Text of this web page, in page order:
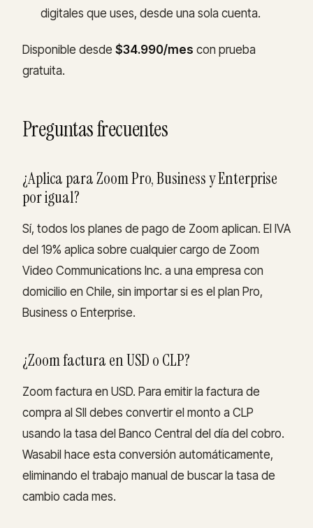
digitales que uses, desde una sola cuenta.
Disponible desde $34.990/mes con prueba
gratuita.
Preguntas frecuentes
¿Aplica para Zoom Pro, Business y Enterprise
por igual?
Sí, todos los planes de pago de Zoom aplican. El IVA
del 19% aplica sobre cualquier cargo de Zoom
Video Communications Inc. a una empresa con
domicilio en Chile, sin importar si es el plan Pro,
Business o Enterprise.
¿Zoom factura en USD o CLP?
Zoom factura en USD. Para emitir la factura de
compra al SII debes convertir el monto a CLP
usando la tasa del Banco Central del día del cobro.
Wasabil hace esta conversión automáticamente,
eliminando el trabajo manual de buscar la tasa de
cambio cada mes.